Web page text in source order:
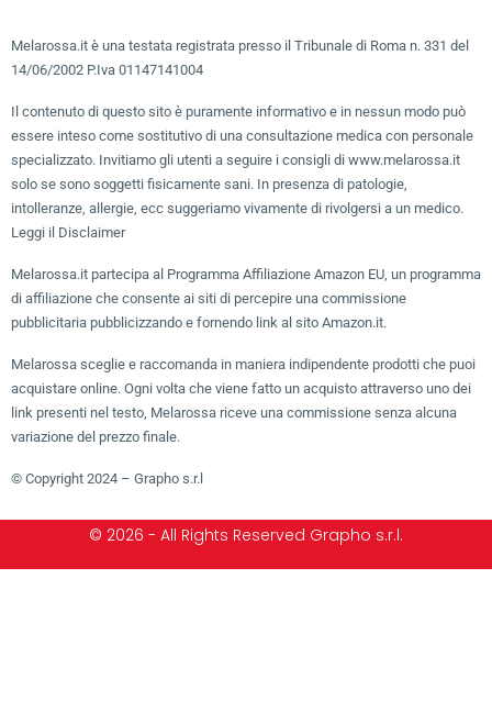
Melarossa.it è una testata registrata presso il Tribunale di Roma n. 331 del
14/06/2002 P.Iva 01147141004
Il contenuto di questo sito è puramente informativo e in nessun modo può
essere inteso come sostitutivo di una consultazione medica con personale
specializzato. Invitiamo gli utenti a seguire i consigli di www.melarossa.it
solo se sono soggetti fisicamente sani. In presenza di patologie,
intolleranze, allergie, ecc suggeriamo vivamente di rivolgersi a un medico.
Leggi il Disclaimer
Melarossa.it partecipa al Programma Affiliazione Amazon EU, un programma
di affiliazione che consente ai siti di percepire una commissione
pubblicitaria pubblicizzando e fornendo link al sito Amazon.it.
Melarossa sceglie e raccomanda in maniera indipendente prodotti che puoi
acquistare online. Ogni volta che viene fatto un acquisto attraverso uno dei
link presenti nel testo, Melarossa riceve una commissione senza alcuna
variazione del prezzo finale.
© Copyright 2024 – Grapho s.r.l
© 2026 - All Rights Reserved Grapho s.r.l.